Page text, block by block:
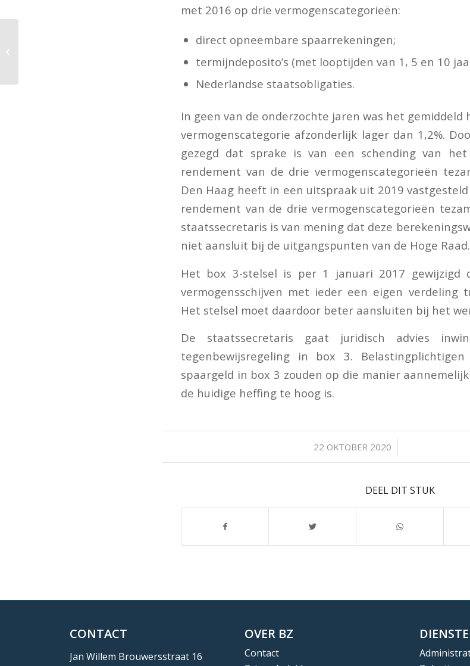
met 2016 op drie vermogenscategorieën:
direct opneembare spaarrekeningen;
termijndeposito’s (met looptijden van 1, 5 en 10
Nederlandse staatsobligaties.
In geen van de onderzochte jaren was het
vermogenscategorie afzonderlijk lager dan 1,2%.
gezegd dat sprake is van een schending van het
rendement van de drie vermogenscategorieën
Den Haag heeft in een uitspraak uit 2019
rendement van de drie vermogenscategorieën
staatssecretaris is van mening dat deze
niet aansluit bij de uitgangspunten van de Hoge Raad.
Het box 3-stelsel is per 1 januari 2017 gewijzigd
vermogensschijven met ieder een eigen verdeling
Het stelsel moet daardoor beter aansluiten bij het
De staatssecretaris gaat juridisch advies
tegenbewijsregeling in box 3.
spaargeld in box 3 zouden op die manier
de huidige heffing te hoog is.
22 OKTOBER 2020
/
DEEL DIT STUK
CONTACT
Jan Willem Brouwersstraat 16
OVER BZ
Contact